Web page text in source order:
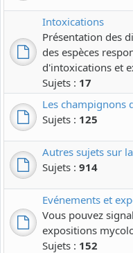
Intoxications
Présentation des
des espèces
d'intoxications et
Sujets : 17
Les champignons
Sujets : 125
Autres sujets sur
Sujets : 914
Evénements et
Vous pouvez
expositions
Sujets : 152